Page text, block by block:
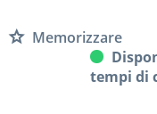
Memorizzare
tempi di